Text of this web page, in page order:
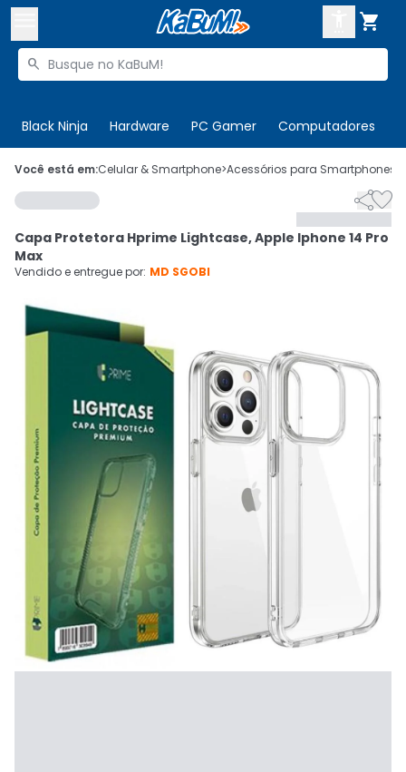

Buscar produtos

Black Ninja Hardware PC Gamer Computadores
 Olá. Acesse sua conta
 Departamentos
Cupons
Ativar tradutor em libras
CADASTRE-SE
Você está em:Celular & Smartphone>Acessórios para Smartphones

Capa Protetora Hprime Lightcase, Apple Iphone 14 Pro
Max
Vendido e entregue por: MD SGOBI